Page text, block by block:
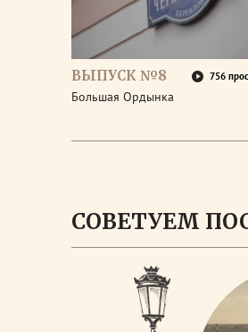
ВЫПУСК №8 756
Большая Ордынка
СОВЕТУЕМ